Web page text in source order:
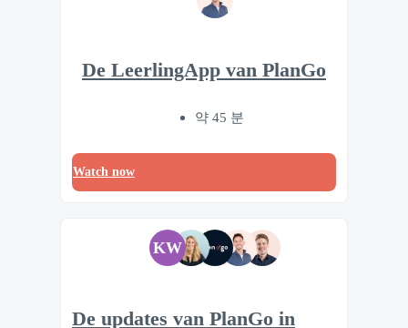
De LeerlingApp van PlanGo
약 45 분
Watch now
KW
De updates van PlanGo in